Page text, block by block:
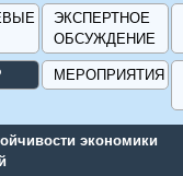
ЭКСПЕРТНОЕ
ОБСУЖДЕНИЕ
МЕРОПРИЯТИЯ
экономики